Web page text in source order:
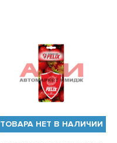
БЫСТРЫЙ ПРОСМОТР
ТОВАРА НЕТ В НАЛИЧИИ